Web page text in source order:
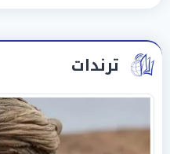
ترندات